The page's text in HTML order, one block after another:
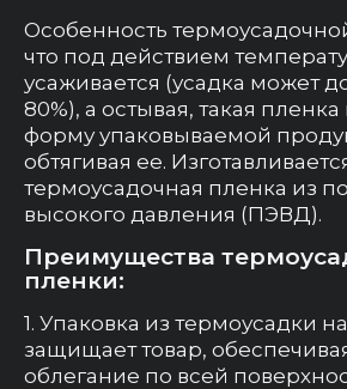
Особенность
что под действием
усаживается (усадка может
80%), а остывая, такая
форму упаковываемой
обтягивая ее.
термоусадочная пленка из
высокого давления (ПЭВД).
Преимущества
пленки:
Упаковка из термоусадки
защищает товар,
облегание по всей